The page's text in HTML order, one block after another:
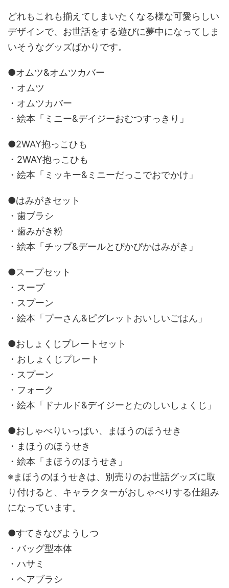
どれもこれも揃えてしまいたくなる様な可愛らしい
デザインで、お世話をする遊びに夢中になってしま
いそうなグッズばかりです。
●オムツ&オムツカバー
・オムツ
・オムツカバー
・絵本「ミニー&デイジーおむつすっきり」
●2WAY抱っこひも
・2WAY抱っこひも
・絵本「ミッキー&ミニーだっこでおでかけ」
●はみがきセット
・歯ブラシ
・歯みがき粉
・絵本「チップ&デールとぴかぴかはみがき」
●スープセット
・スープ
・スプーン
・絵本「プーさん&ピグレットおいしいごはん」
●おしょくじプレートセット
・おしょくじプレート
・スプーン
・フォーク
・絵本「ドナルド&デイジーとたのしいしょくじ」
●おしゃべりいっぱい、まほうのほうせき
・まほうのほうせき
・絵本「まほうのほうせき」
※まほうのほうせきは、別売りのお世話グッズに取
り付けると、キャラクターがおしゃべりする仕組み
になっています。
●すてきなびようしつ
・バッグ型本体
・ハサミ
・ヘアブラシ